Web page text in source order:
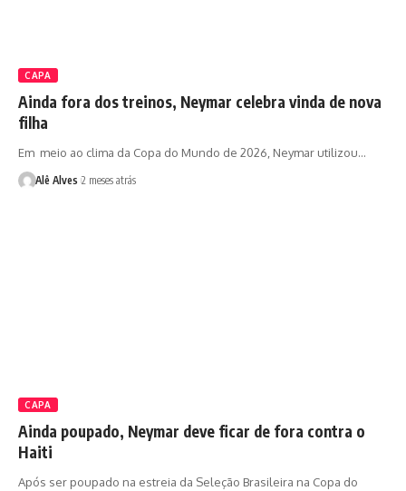
CAPA
Ainda fora dos treinos, Neymar celebra vinda de nova
filha
Em meio ao clima da Copa do Mundo de 2026, Neymar utilizou…
Alê Alves 2 meses atrás
CAPA
Ainda poupado, Neymar deve ficar de fora contra o
Haiti
Após ser poupado na estreia da Seleção Brasileira na Copa do